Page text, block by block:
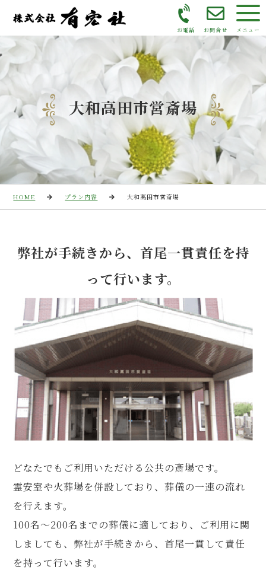
お電話 お問合せ
大和高田市営斎場
HOME プラン内容 大和高田市営斎場
弊社が手続きから、首尾一貫責任を持
って行います。
どなたでもご利用いただける公共の斎場です。
霊安室や火葬場を併設しており、葬儀の一連の流れ
を行えます。
100名～200名までの葬儀に適しており、ご利用に関
しましても、弊社が手続きから、首尾一貫して責任
を持って行います。
メニュー